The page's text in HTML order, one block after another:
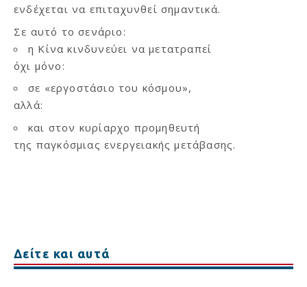
ενδέχεται να επιταχυνθεί σημαντικά.
Σε αυτό το σενάριο:
η Κίνα κινδυνεύει να μετατραπεί
όχι μόνο:
σε «εργοστάσιο του κόσμου»,
αλλά:
και στον κυρίαρχο προμηθευτή
της παγκόσμιας ενεργειακής μετάβασης.
Δείτε και αυτά